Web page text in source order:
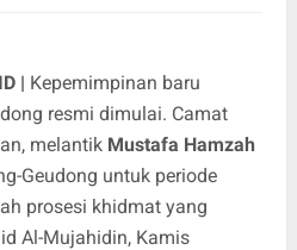
| Kepemimpinan baru
resmi dimulai. Camat
melantik Mustafa Hamzah
Geudong untuk periode
prosesi khidmat yang
Al-Mujahidin, Kamis